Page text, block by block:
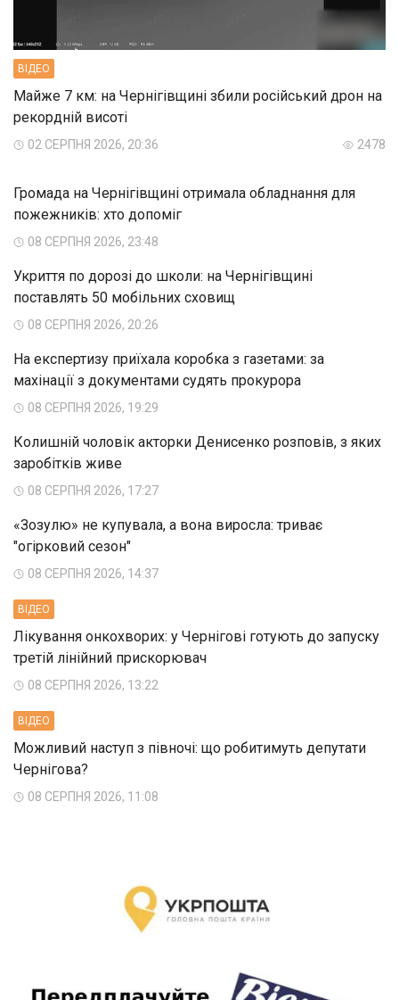
ВIДЕО
Майже 7 км: на Чернігівщині збили російський дрон на
рекордній висоті
02 СЕРПНЯ 2026, 20:36 2478
Громада на Чернігівщині отримала обладнання для
пожежників: хто допоміг
08 СЕРПНЯ 2026, 23:48
Укриття по дорозі до школи: на Чернігівщині
поставлять 50 мобільних сховищ
08 СЕРПНЯ 2026, 20:26
На експертизу приїхала коробка з газетами: за
махінації з документами судять прокурора
08 СЕРПНЯ 2026, 19:29
Колишній чоловік акторки Денисенко розповів, з яких
заробітків живе
08 СЕРПНЯ 2026, 17:27
«Зозулю» не купувала, а вона виросла: триває
"огірковий сезон"
08 СЕРПНЯ 2026, 14:37
ВIДЕО
Лікування онкохворих: у Чернігові готують до запуску
третій лінійний прискорювач
08 СЕРПНЯ 2026, 13:22
ВIДЕО
Можливий наступ з півночі: що робитимуть депутати
Чернігова?
08 СЕРПНЯ 2026, 11:08